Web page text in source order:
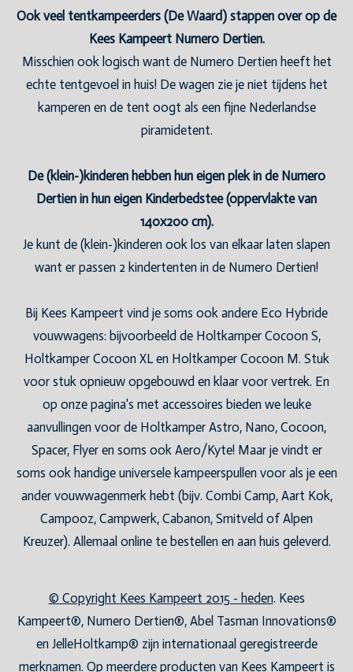
Ook veel tentkampeerders (De Waard) stappen over op de
Kees Kampeert Numero Dertien.
Misschien ook logisch want de Numero Dertien heeft het
echte tentgevoel in huis! De wagen zie je niet tijdens het
kamperen en de tent oogt als een fijne Nederlandse
piramidetent.
De (klein-)kinderen hebben hun eigen plek in de Numero
Dertien in hun eigen Kinderbedstee (oppervlakte van
140x200 cm).
Je kunt de (klein-)kinderen ook los van elkaar laten slapen
want er passen 2 kindertenten in de Numero Dertien!
Bij Kees Kampeert vind je soms ook andere Eco Hybride
vouwwagens: bijvoorbeeld de Holtkamper Cocoon S,
Holtkamper Cocoon XL en Holtkamper Cocoon M. Stuk
voor stuk opnieuw opgebouwd en klaar voor vertrek. En
op onze pagina's met accessoires bieden we leuke
aanvullingen voor de Holtkamper Astro, Nano, Cocoon,
Spacer, Flyer en soms ook Aero/Kyte! Maar je vindt er
soms ook handige universele kampeerspullen voor als je een
ander vouwwagenmerk hebt (bijv. Combi Camp, Aart Kok,
Campooz, Campwerk, Cabanon, Smitveld of Alpen
Kreuzer). Allemaal online te bestellen en aan huis geleverd.
© Copyright Kees Kampeert 2015 - heden. Kees
Kampeert®, Numero Dertien®, Abel Tasman Innovations®
en JelleHoltkamp® zijn internationaal geregistreerde
merknamen. Op meerdere producten van Kees Kampeert is